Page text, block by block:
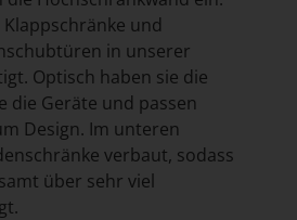
und
in unserer
Optisch haben sie die
die Geräte und passen
Design. Im unteren
verbaut, sodass
über sehr viel